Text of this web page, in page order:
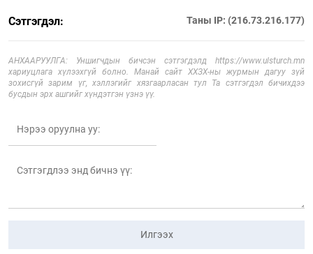
Сэтгэгдэл: Таны IP: (216.73.216.177)
АНХААРУУЛГА: Уншигчдын бичсэн сэтгэгдэлд https://www.ulsturch.mn
хариуцлага хүлээхгүй болно. Манай сайт ХХЗХ-ны журмын дагуу зүй
зохисгүй зарим үг, хэллэгийг хязгаарласан тул Та сэтгэгдэл бичихдээ
бусдын эрх ашгийг хүндэтгэн үзнэ үү.
Илгээх